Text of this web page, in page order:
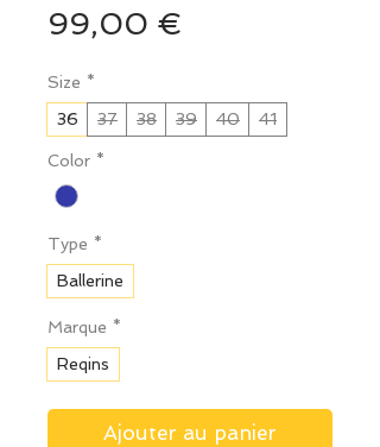
99,00 €
Size *
36
37 38 39 40 41
Color *
Type *
Ballerine
Marque *
Reqins
Ajouter au panier